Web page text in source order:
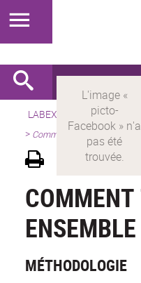
LABEX > LABEX MILYON
> Comment travailler
MÉTHODOLOGIE